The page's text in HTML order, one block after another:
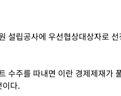
설립공사에 우선협상대상자로
수주를 따내면 이란 경제제재가
이다.